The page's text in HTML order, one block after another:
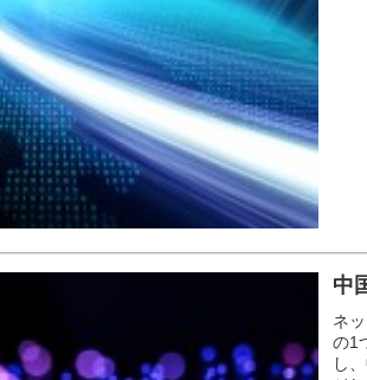
中
ネ
の1
し